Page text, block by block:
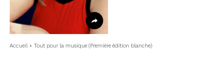
Accueil Tout pour la musique (Première édition blanche)